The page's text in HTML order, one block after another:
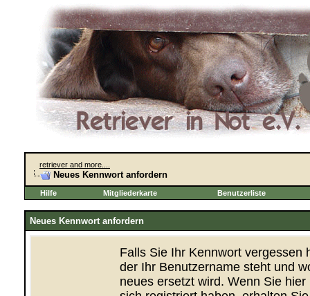
retriever and more....
Neues Kennwort anfordern
Hilfe Mitgliederkarte Benutzerliste
Neues Kennwort anfordern
Falls Sie Ihr Kennwort vergessen
der Ihr Benutzername steht und
neues ersetzt wird. Wenn Sie